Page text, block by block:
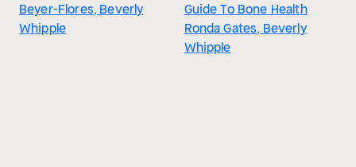
Beyer-Flores, Beverly
Whipple
Guide To Bone Health
Ronda Gates, Beverly
Whipple